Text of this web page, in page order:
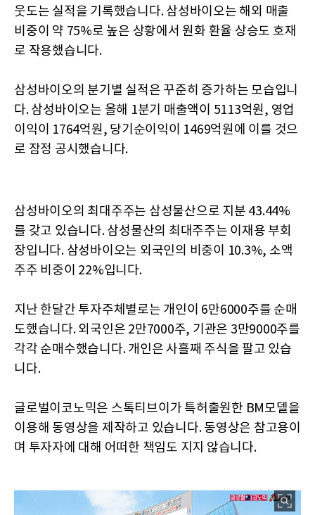
웃도는 실적을 기록했습니다. 삼성바이오는 해외 매출
비중이 약 75%로 높은 상황에서 원화 환율 상승도 호재
로 작용했습니다.
삼성바이오의 분기별 실적은 꾸준히 증가하는 모습입니
다. 삼성바이오는 올해 1분기 매출액이 5113억원, 영업
이익이 1764억원, 당기순이익이 1469억원에 이를 것으
로 잠정 공시했습니다.
삼성바이오의 최대주주는 삼성물산으로 지분 43.44%
를 갖고 있습니다. 삼성물산의 최대주주는 이재용 부회
장입니다. 삼성바이오는 외국인의 비중이 10.3%, 소액
주주 비중이 22%입니다.
지난 한달간 투자주체별로는 개인이 6만6000주를 순매
도했습니다. 외국인은 2만7000주, 기관은 3만9000주를
각각 순매수했습니다. 개인은 사흘째 주식을 팔고 있습
니다.
글로벌이코노믹은 스톡티브이가 특허출원한 BM모델을
이용해 동영상을 제작하고 있습니다. 동영상은 참고용이
며 투자자에 대해 어떠한 책임도 지지 않습니다.